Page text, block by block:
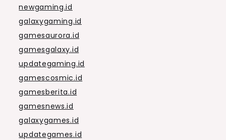
newgaming.id
galaxygaming.id
gamesaurora.id
gamesgalaxy.id
updategaming.id
gamescosmic.id
gamesberita.id
gamesnews.id
galaxygames.id
updategames.id